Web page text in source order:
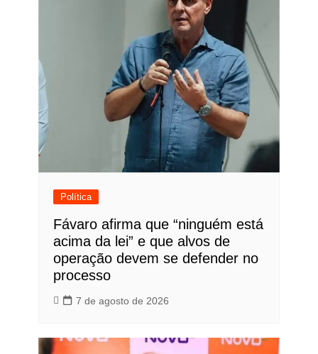
Política
Fávaro afirma que “ninguém está
acima da lei” e que alvos de
operação devem se defender no
processo
7 de agosto de 2026